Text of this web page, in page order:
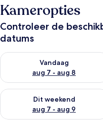
Kameropties
Controleer de
datums
Vandaag
aug 7 - aug 8
De beschikbaarheid
Dit weekend
aug 7 - aug 9
De beschikbaarheid